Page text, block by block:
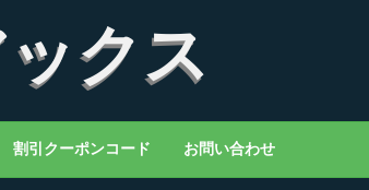
クス
割引クーポンコード お問い合わせ